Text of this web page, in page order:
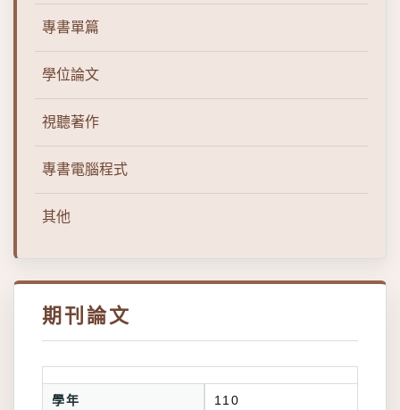
專書單篇
學位論文
視聽著作
專書電腦程式
其他
期刊論文
學年 110